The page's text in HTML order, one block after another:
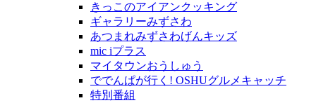
きっこのアイアンクッキング
ギャラリーみずさわ
あつまれみずさわげんキッズ
mic iプラス
マイタウンおうしゅう
ででんぱが行く! OSHUグルメキャッチ
特別番組